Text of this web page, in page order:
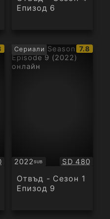
Епизод 6
Сериали
IMDb
7.8
2022SUB
Субтитри Качество:
SD 480
Отвъд - Сезон 1
Епизод 9